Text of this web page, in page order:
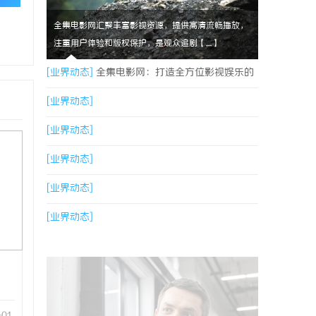
全集电影网汇聚丰富影视资源，提供高清流畅播放，
注重用户体验和版权保护，是观众追剧【....】
[业界动态] 全集电影网：打造全方位影视娱乐的
优质平台解析
[业界动态]
[业界动态]
[业界动态]
[业界动态]
[业界动态]